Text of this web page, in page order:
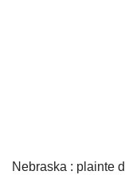
Nebraska : plainte